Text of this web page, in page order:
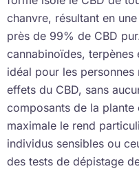
chanvre, résultant en
près de 99% de CBD
cannabinoïdes,
idéal pour les
effets du CBD, sans
composants de la
maximale le rend
individus sensibles ou
des tests de dépistage